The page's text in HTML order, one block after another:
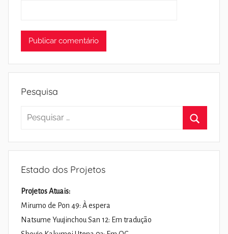
Pesquisa
Pesquisar
Estado dos Projetos
Projetos Atuais:
Mirumo de Pon 49: À espera
Natsume Yuujinchou San 12: Em tradução